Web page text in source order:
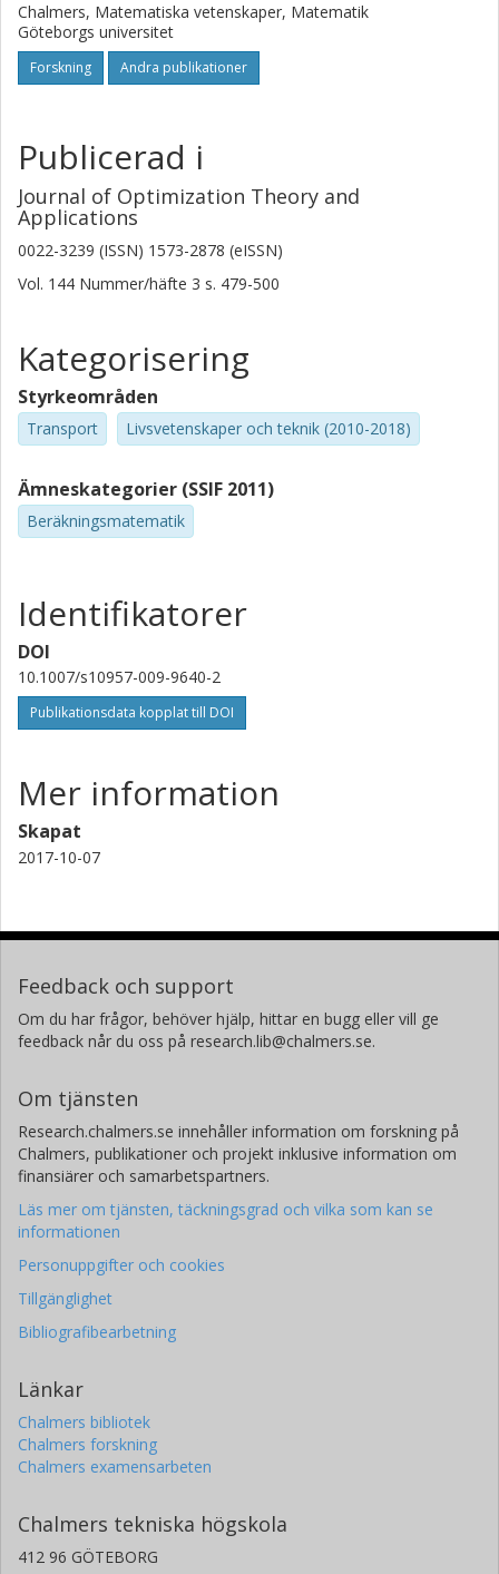
Chalmers, Matematiska vetenskaper, Matematik
Göteborgs universitet
Forskning Andra publikationer
Publicerad i
Journal of Optimization Theory and
Applications
0022-3239 (ISSN) 1573-2878 (eISSN)
Vol. 144 Nummer/häfte 3 s. 479-500
Kategorisering
Styrkeområden
Transport Livsvetenskaper och teknik (2010-2018)
Ämneskategorier (SSIF 2011)
Beräkningsmatematik
Identifikatorer
DOI
10.1007/s10957-009-9640-2
Publikationsdata kopplat till DOI
Mer information
Skapat
2017-10-07
Feedback och support
Om du har frågor, behöver hjälp, hittar en bugg eller vill ge
feedback når du oss på research.lib@chalmers.se.
Om tjänsten
Research.chalmers.se innehåller information om forskning på
Chalmers, publikationer och projekt inklusive information om
finansiärer och samarbetspartners.
Läs mer om tjänsten, täckningsgrad och vilka som kan se
informationen
Personuppgifter och cookies
Tillgänglighet
Bibliografibearbetning
Länkar
Chalmers bibliotek
Chalmers forskning
Chalmers examensarbeten
Chalmers tekniska högskola
412 96 GÖTEBORG